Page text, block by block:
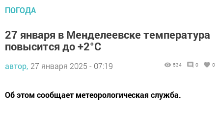
ПОГОДА
27 января в Менделеевске температура
повысится до +2°C
автор, 27 января 2025 - 07:19 534 0 0
Об этом сообщает метеорологическая служба.